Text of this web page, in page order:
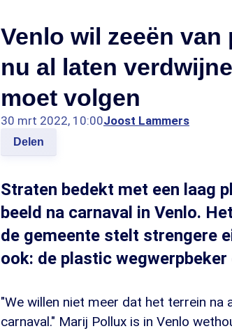
Venlo wil zeeën
nu al laten
moet volgen
30 mrt 2022, 10:00Joost Lammers
Delen
Straten bedekt met een laag
beeld na carnaval in Venlo.
de gemeente stelt strengere
ook: de plastic
"We willen niet meer dat het terrein
carnaval." Marij Pollux is in Venlo